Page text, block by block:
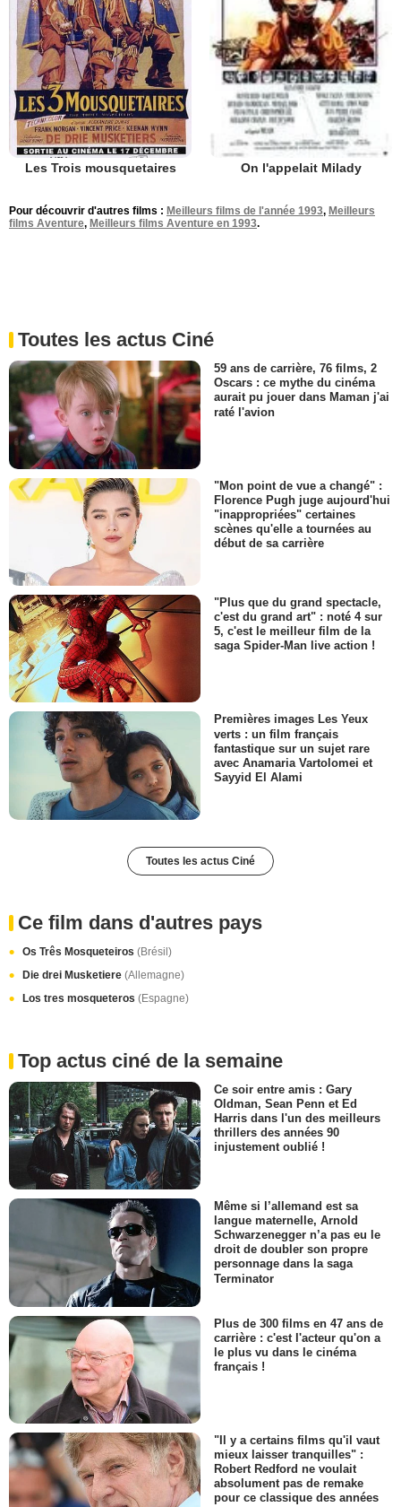
Les Trois mousquetaires On l'appelait Milady
Pour découvrir d'autres films : Meilleurs films de l'année 1993, Meilleurs
films Aventure, Meilleurs films Aventure en 1993.
Toutes les actus Ciné
59 ans de carrière, 76 films, 2
Oscars : ce mythe du cinéma
aurait pu jouer dans Maman j'ai
raté l'avion
"Mon point de vue a changé" :
Florence Pugh juge aujourd'hui
"inappropriées" certaines
scènes qu'elle a tournées au
début de sa carrière
"Plus que du grand spectacle,
c'est du grand art" : noté 4 sur
5, c'est le meilleur film de la
saga Spider-Man live action !
Premières images Les Yeux
verts : un film français
fantastique sur un sujet rare
avec Anamaria Vartolomei et
Sayyid El Alami
Toutes les actus Ciné
Ce film dans d'autres pays
Os Três Mosqueteiros (Brésil)
Die drei Musketiere (Allemagne)
Los tres mosqueteros (Espagne)
Top actus ciné de la semaine
Ce soir entre amis : Gary
Oldman, Sean Penn et Ed
Harris dans l'un des meilleurs
thrillers des années 90
injustement oublié !
Même si l’allemand est sa
langue maternelle, Arnold
Schwarzenegger n’a pas eu le
droit de doubler son propre
personnage dans la saga
Terminator
Plus de 300 films en 47 ans de
carrière : c'est l'acteur qu'on a
le plus vu dans le cinéma
français !
"Il y a certains films qu'il vaut
mieux laisser tranquilles" :
Robert Redford ne voulait
absolument pas de remake
pour ce classique des années